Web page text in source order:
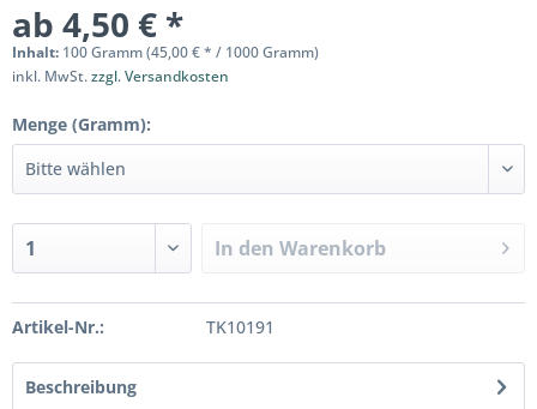
ab 4,50 € *
Inhalt: 100 Gramm (45,00 € * / 1000 Gramm)
inkl. MwSt.zzgl. Versandkosten
Menge (Gramm):
In den Warenkorb
Artikel-Nr.: TK10191
Beschreibung